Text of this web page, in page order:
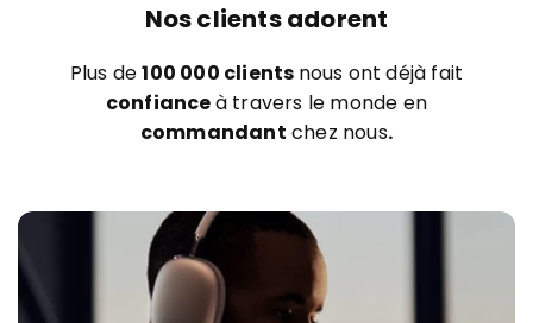
Nos clients adorent
Plus de100 000 clients nous ont déjà fait
confianceà travers le monde en
commandant chez nous.